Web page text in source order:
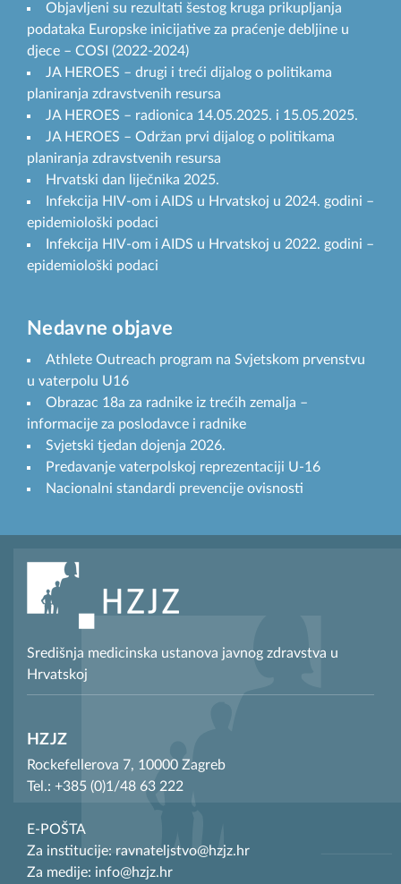
Objavljeni su rezultati šestog kruga prikupljanja
podataka Europske inicijative za praćenje debljine u
djece – COSI (2022-2024)
JA HEROES – drugi i treći dijalog o politikama
planiranja zdravstvenih resursa
JA HEROES – radionica 14.05.2025. i 15.05.2025.
JA HEROES – Održan prvi dijalog o politikama
planiranja zdravstvenih resursa
Hrvatski dan liječnika 2025.
Infekcija HIV-om i AIDS u Hrvatskoj u 2024. godini –
epidemiološki podaci
Infekcija HIV-om i AIDS u Hrvatskoj u 2022. godini –
epidemiološki podaci
Nedavne objave
Athlete Outreach program na Svjetskom prvenstvu
u vaterpolu U16
Obrazac 18a za radnike iz trećih zemalja –
informacije za poslodavce i radnike
Svjetski tjedan dojenja 2026.
Predavanje vaterpolskoj reprezentaciji U-16
Nacionalni standardi prevencije ovisnosti
Središnja medicinska ustanova javnog zdravstva u
Hrvatskoj
HZJZ
Rockefellerova 7, 10000 Zagreb
Tel.: +385 (0)1/48 63 222
E-POŠTA
Za institucije: ravnateljstvo@hzjz.hr
Za medije: info@hzjz.hr